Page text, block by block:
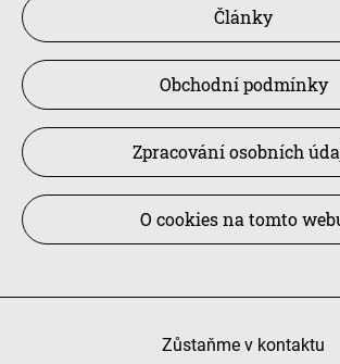
Články
Obchodní podmínky
Zpracování osobních
O cookies na tomto
Zůstaňme v kontaktu